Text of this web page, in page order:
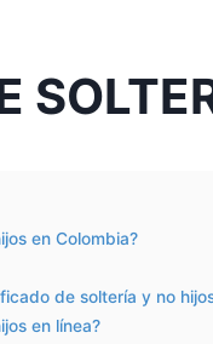
en Colombia?
de soltería y no
en línea?